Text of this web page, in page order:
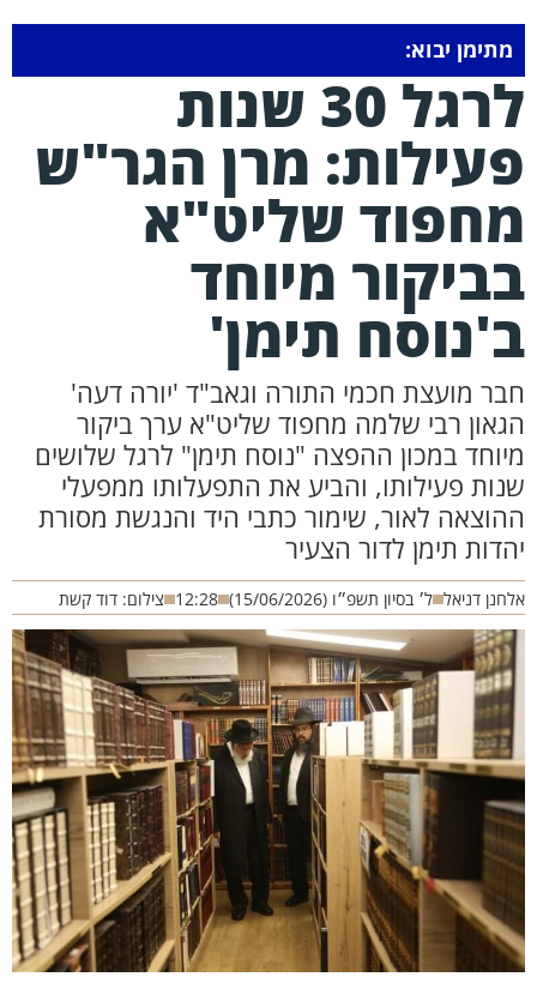
מתימן יבוא:
לרגל 30 שנות
מרן הגר"ש
שליט"א
מיוחד
תימן'
מועצת חכמי התורה וגאב"ד 'יורה דעה'
רבי שלמה מחפוד שליט"א ערך ביקור
במכון ההפצה "נוסח תימן" לרגל שלושים
פעילותו, והביע את התפעלותו ממפעלי
לאור, שימור כתבי היד והנגשת מסורת
תימן לדור הצעיר
דניאל ל׳ בסיון תשפ״ו (15/06/2026) 12:28 צילום: דוד קשת